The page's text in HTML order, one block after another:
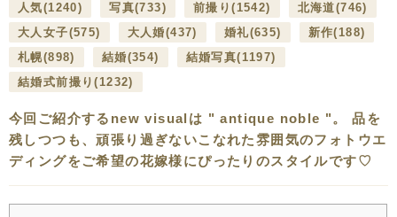
人気(1240) 写真(733) 前撮り(1542) 北海道(746)
大人女子(575) 大人婚(437) 婚礼(635) 新作(188)
札幌(898) 結婚(354) 結婚写真(1197)
結婚式前撮り(1232)
今回ご紹介するnew visualは " antique noble "。 品を
残しつつも、頑張り過ぎないこなれた雰囲気のフォトウエ
ディングをご希望の花嫁様にぴったりのスタイルです♡